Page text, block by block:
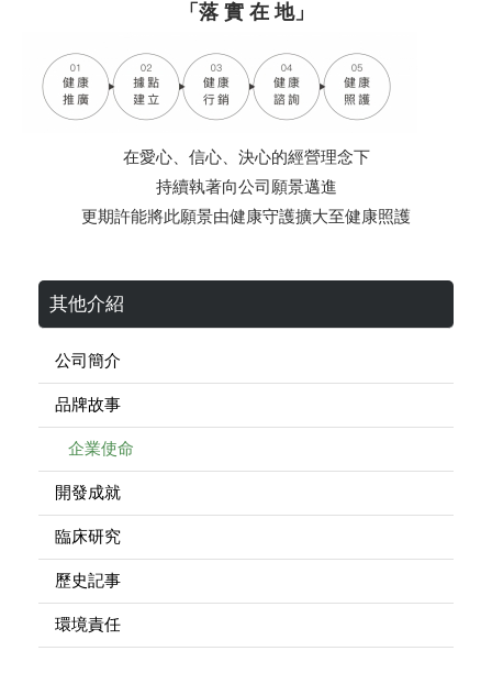
「落 實 在 地」
在愛心、信心、決心的經營理念下
持續執著向公司願景邁進
更期許能將此願景由健康守護擴大至健康照護
其他介紹
公司簡介
品牌故事
企業使命
開發成就
臨床研究
歷史記事
環境責任